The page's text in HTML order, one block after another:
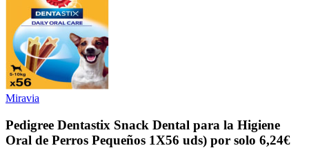
Miravia
Pedigree Dentastix Snack Dental para la Higiene
Oral de Perros Pequeños 1X56 uds) por solo 6,24€